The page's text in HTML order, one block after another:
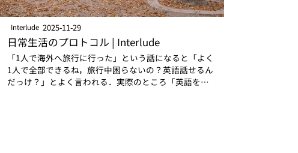
Interlude 2025-11-29
日常生活のプロトコル | Interlude
「1人で海外へ旅行に行った」という話になると「よく
1人で全部できるね，旅行中困らないの？英語話せるん
だっけ？」とよく言われる．実際のところ「英語を話